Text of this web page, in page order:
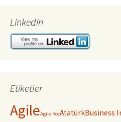
Linkedin
Etiketler
AgileAgile KoçAtatürkBusiness